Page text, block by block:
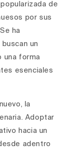
de
por sus
ha
un
una forma
esenciales
la
Adoptar
hacia un
adentro